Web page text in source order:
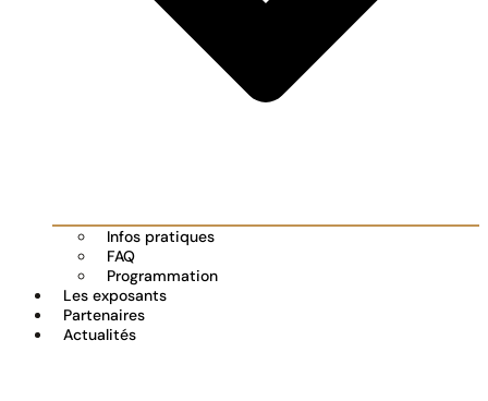
Infos pratiques
FAQ
Programmation
Les exposants
Partenaires
Actualités